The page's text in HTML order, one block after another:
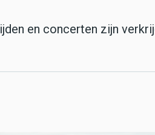
en concerten zijn